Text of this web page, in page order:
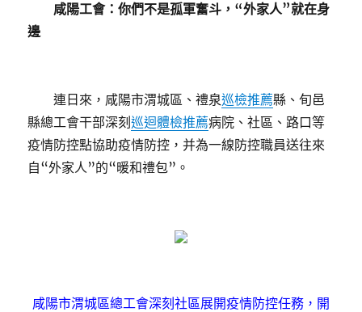
咸陽工會：你們不是孤軍奮斗，“外家人”就在身
邊
連日來，咸陽市渭城區、禮泉巡檢推薦縣、旬邑
縣總工會干部深刻巡迴體檢推薦病院、社區、路口等
疫情防控點協助疫情防控，并為一線防控職員送往來
自“外家人”的“暖和禮包”。
咸陽市渭城區總工會深刻社區展開疫情防控任務，開